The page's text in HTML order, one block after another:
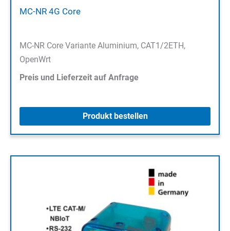
MC-NR 4G Core
MC-NR Core Variante Aluminium, CAT1/2ETH,
OpenWrt
Preis und Lieferzeit auf Anfrage
Produkt bestellen